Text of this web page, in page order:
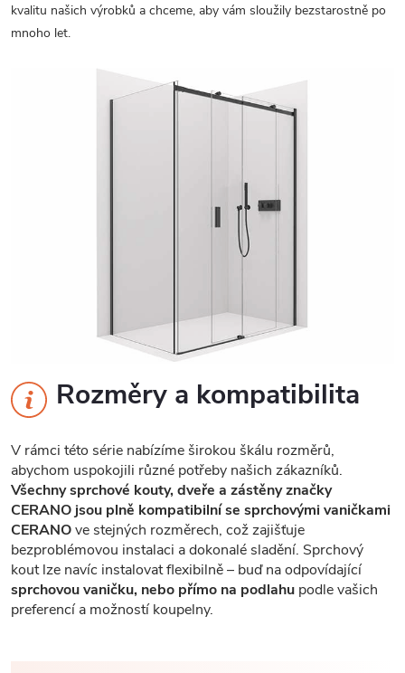
kvalitu našich výrobků a chceme, aby vám sloužily bezstarostně po
mnoho let.
Rozměry a kompatibilita
V rámci této série nabízíme širokou škálu rozměrů,
abychom uspokojili různé potřeby našich zákazníků.
Všechny sprchové kouty, dveře a zástěny značky
CERANO jsou plně kompatibilní se sprchovými vaničkami
CERANOve stejných rozměrech, což zajišťuje
bezproblémovou instalaci a dokonalé sladění. Sprchový
kout lze navíc instalovat flexibilně – buď na odpovídající
sprchovou vaničku, nebo přímo na podlahu podle vašich
preferencí a možností koupelny.